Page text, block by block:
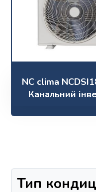
NC clima
Канальний
Тип